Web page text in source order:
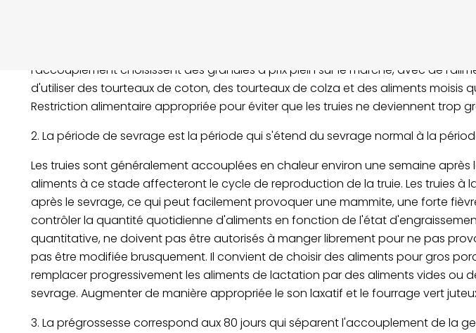
l'accouplement choisissent des granulés à prix plein sur le marché, avec de
d'utiliser des tourteaux de coton, des tourteaux de colza et des aliments moisis
Restriction alimentaire appropriée pour éviter que les truies ne deviennent trop
2. La période de sevrage est la période qui s'étend du sevrage normal à la
Les truies sont généralement accouplées en chaleur environ une semaine
aliments à ce stade affecteront le cycle de reproduction de la truie. Les truies à
après le sevrage, ce qui peut facilement provoquer une mammite, une forte
contrôler la quantité quotidienne d'aliments en fonction de l'état
quantitative, ne doivent pas être autorisés à manger librement pour ne pas
pas être modifiée brusquement. Il convient de choisir des aliments pour gros
remplacer progressivement les aliments de lactation par des aliments vides ou
sevrage. Augmenter de manière appropriée le son laxatif et le fourrage vert
3. La prégrossesse correspond aux 80 jours qui séparent l'accouplement de la